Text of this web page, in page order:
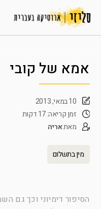
אמא של קובי
10 במאי, 2013
זמן קריאה: 17 דקות
מאתאריה
מין בתשלום
הסיפור דימיוני וכך גם